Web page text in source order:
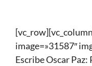
image=»31587″
Escribe Oscar